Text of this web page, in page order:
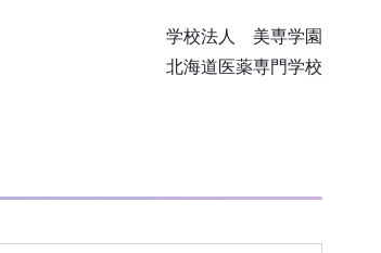
学校法人 美専学園
北海道医薬専門学校